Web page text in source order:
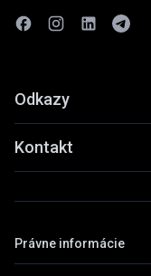
Odkazy
Funkcie
Ukážky
Stiahnuť
Kontakt
Praha, Česká republika
Právne informácie